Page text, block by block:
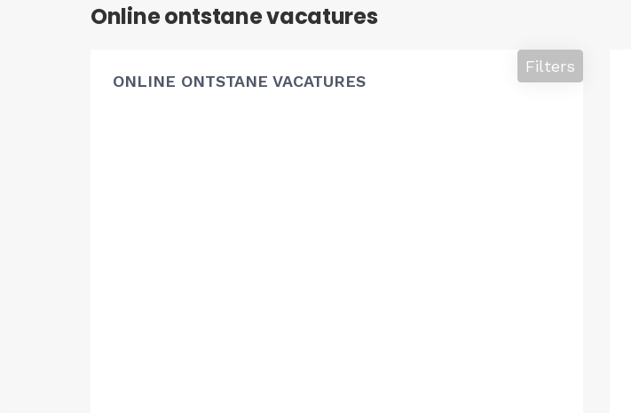
Online ontstane vacatures
ONLINE ONTSTANE VACATURES
Filters